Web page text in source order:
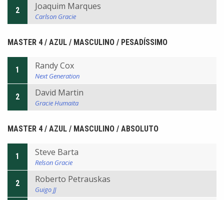
2 Joaquim Marques
Carlson Gracie
MASTER 4 / AZUL / MASCULINO / PESADÍSSIMO
1 Randy Cox
Next Generation
2 David Martin
Gracie Humaita
MASTER 4 / AZUL / MASCULINO / ABSOLUTO
1 Steve Barta
Relson Gracie
2 Roberto Petrauskas
Guigo JJ